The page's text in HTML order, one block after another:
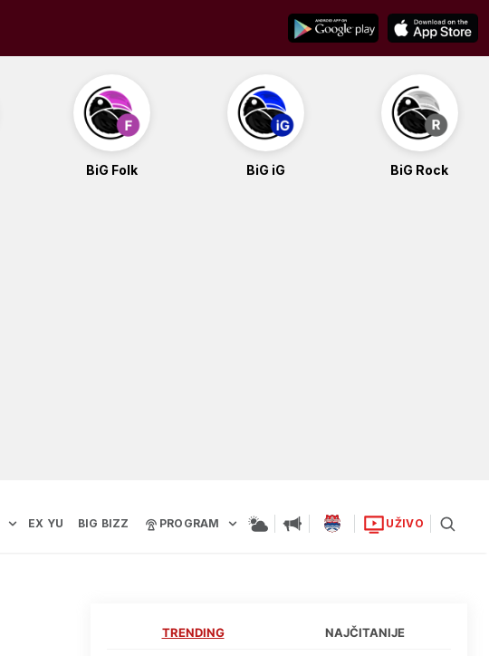
BiG Folk BiG iG BiG Rock
EX YU BIG BIZZ PROGRAM UŽIVO
TRENDING NAJČITANIJE